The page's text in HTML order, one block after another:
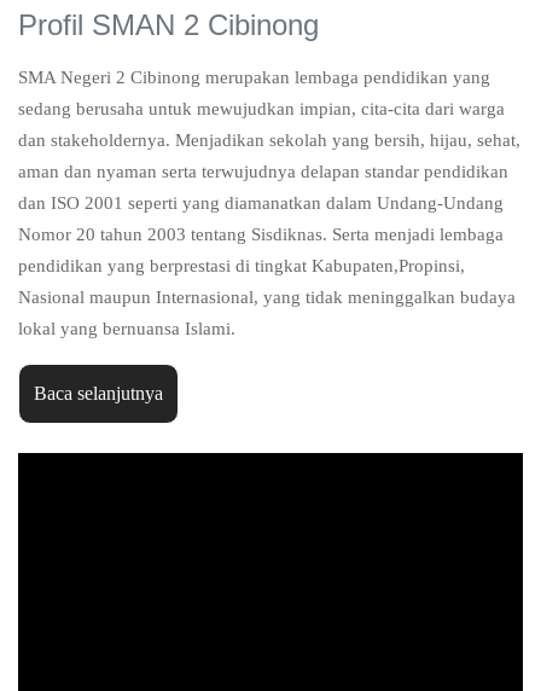
Profil SMAN 2 Cibinong
SMA Negeri 2 Cibinong merupakan lembaga pendidikan yang
sedang berusaha untuk mewujudkan impian, cita-cita dari warga
dan stakeholdernya. Menjadikan sekolah yang bersih, hijau, sehat,
aman dan nyaman serta terwujudnya delapan standar pendidikan
dan ISO 2001 seperti yang diamanatkan dalam Undang-Undang
Nomor 20 tahun 2003 tentang Sisdiknas. Serta menjadi lembaga
pendidikan yang berprestasi di tingkat Kabupaten,Propinsi,
Nasional maupun Internasional, yang tidak meninggalkan budaya
lokal yang bernuansa Islami.
Baca selanjutnya